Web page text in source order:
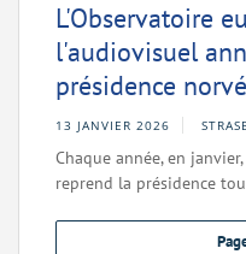
L'Observatoire
l'audiovisuel
présidence
13 JANVIER 2026
Chaque année, en
reprend la présidence